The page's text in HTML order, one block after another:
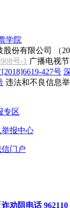
学院
股份有限公司 （
号-1 广播电视
427号
违法和不良信息
专区
报中心
门户
劝阻电话